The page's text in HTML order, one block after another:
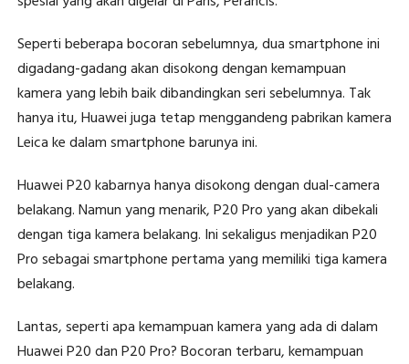
Seperti beberapa bocoran sebelumnya, dua smartphone ini
digadang-gadang akan disokong dengan kemampuan
kamera yang lebih baik dibandingkan seri sebelumnya. Tak
hanya itu, Huawei juga tetap menggandeng pabrikan kamera
Leica ke dalam smartphone barunya ini.
Huawei P20 kabarnya hanya disokong dengan dual-camera
belakang. Namun yang menarik, P20 Pro yang akan dibekali
dengan tiga kamera belakang. Ini sekaligus menjadikan P20
Pro sebagai smartphone pertama yang memiliki tiga kamera
belakang.
Lantas, seperti apa kemampuan kamera yang ada di dalam
Huawei P20 dan P20 Pro? Bocoran terbaru, kemampuan